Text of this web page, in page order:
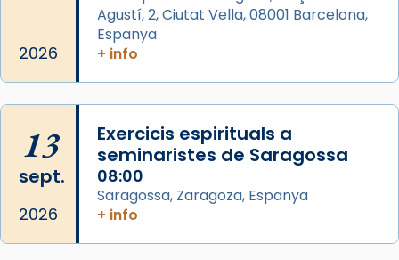
comitè organitzador de la visita apostòlica
del Sant Pare Lleó XIV a Barcelona, i als
L’arquebisbe de Barcelona, el cardenal Joan
Josep Omella, ha presidit la missa i l’ha
concelebrat el bisbe auxiliar de Barcelona,
Mons. David Abadías.
📸 Dr. G. Simón
2026
Agustí, 2, Ciutat Vella, 08001 Barcelona,
Espanya
+ info
13
sept.
2026
Exercicis espirituals a
seminaristes de Saragossa
08:00
Saragossa, Zaragoza, Espanya
+ info